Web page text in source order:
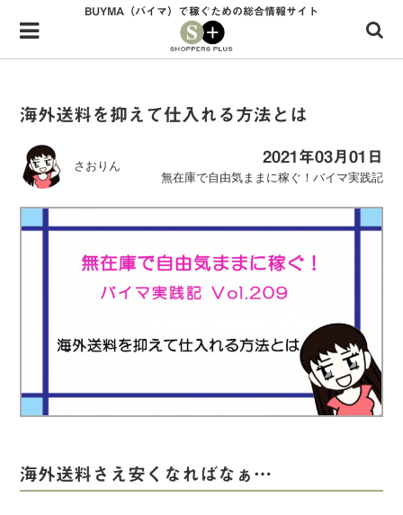
Menu
HOME
無在庫で自由気ままに稼ぐ！バイマ実践記
BUYMAで人気のブランド
BUYMAの売れ筋商品
バイマの疑問に現役パーソナルショッパーが答えてみた
バイマ活動の疑問に売れっ子現役バイヤーが答えてみた
実録！海外ショップで買ってみた！
パーソナルショッパー指南書
BUYMA（バイマ）で稼ぐための総合情報サイト
海外送料を抑えて仕入れる方法とは
さおりん
2021年03月01日
無在庫で自由気ままに稼ぐ！バイマ実践記
海外送料さえ安くなればなぁ…